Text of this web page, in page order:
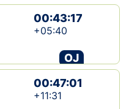
00:43:17
+05:40
OJ
00:47:01
+11:31